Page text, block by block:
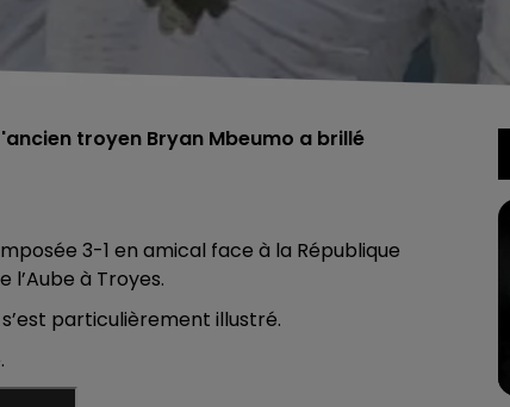
troyen Bryan Mbeumo a brillé
3-1 en amical face à la République
à Troyes.
particulièrement illustré.